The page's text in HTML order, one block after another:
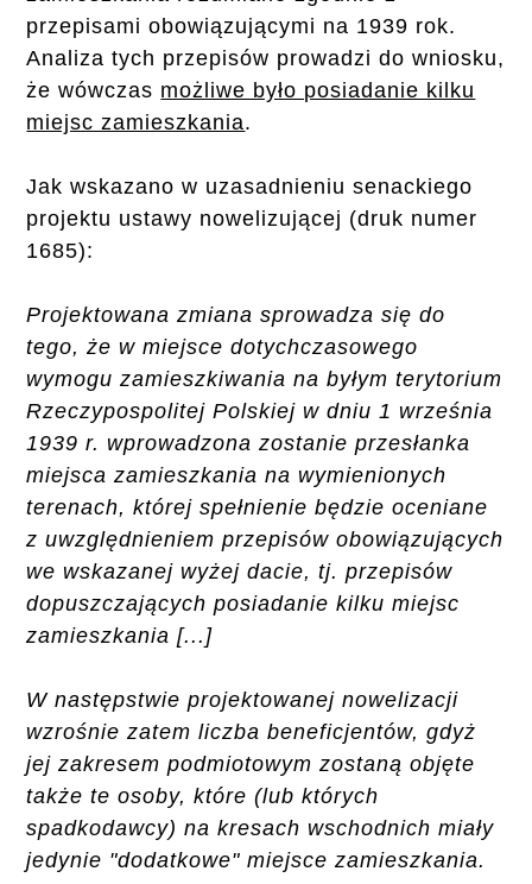
przepisami obowiązującymi na 1939 rok.
Analiza tych przepisów prowadzi do wniosku,
że wówczas możliwe było posiadanie kilku
miejsc zamieszkania.
Jak wskazano w uzasadnieniu senackiego
projektu ustawy nowelizującej (druk numer
1685):
Projektowana zmiana sprowadza się do
tego, że w miejsce dotychczasowego
wymogu zamieszkiwania na byłym terytorium
Rzeczypospolitej Polskiej w dniu 1 września
1939 r. wprowadzona zostanie przesłanka
miejsca zamieszkania na wymienionych
terenach, której spełnienie będzie oceniane
z uwzględnieniem przepisów obowiązujących
we wskazanej wyżej dacie, tj. przepisów
dopuszczających posiadanie kilku miejsc
zamieszkania [...]
W następstwie projektowanej nowelizacji
wzrośnie zatem liczba beneficjentów, gdyż
jej zakresem podmiotowym zostaną objęte
także te osoby, które (lub których
spadkodawcy) na kresach wschodnich miały
jedynie "dodatkowe" miejsce zamieszkania.